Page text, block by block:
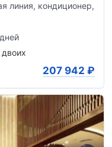
линия, кондиционер,
207 942 ₽